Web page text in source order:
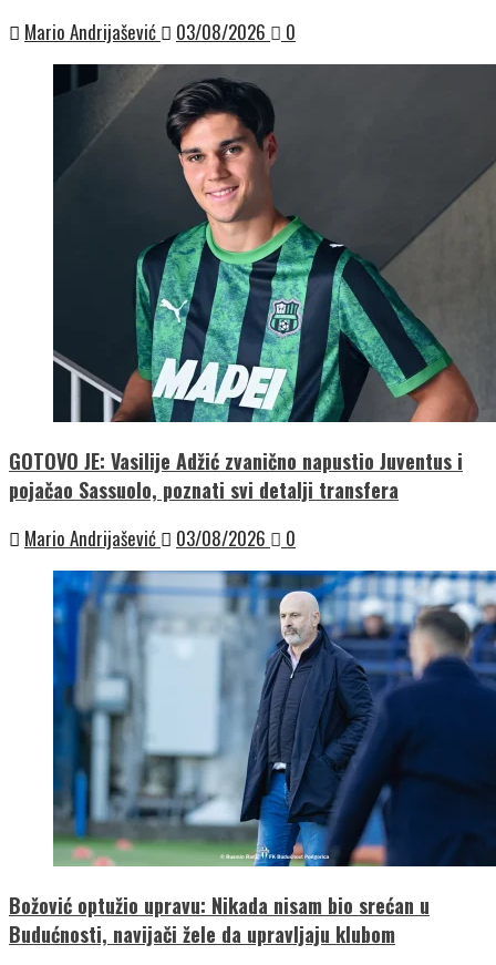
Mario Andrijašević 03/08/2026 0
GOTOVO JE: Vasilije Adžić zvanično napustio Juventus i
pojačao Sassuolo, poznati svi detalji transfera
Mario Andrijašević 03/08/2026 0
Božović optužio upravu: Nikada nisam bio srećan u
Budućnosti, navijači žele da upravljaju klubom